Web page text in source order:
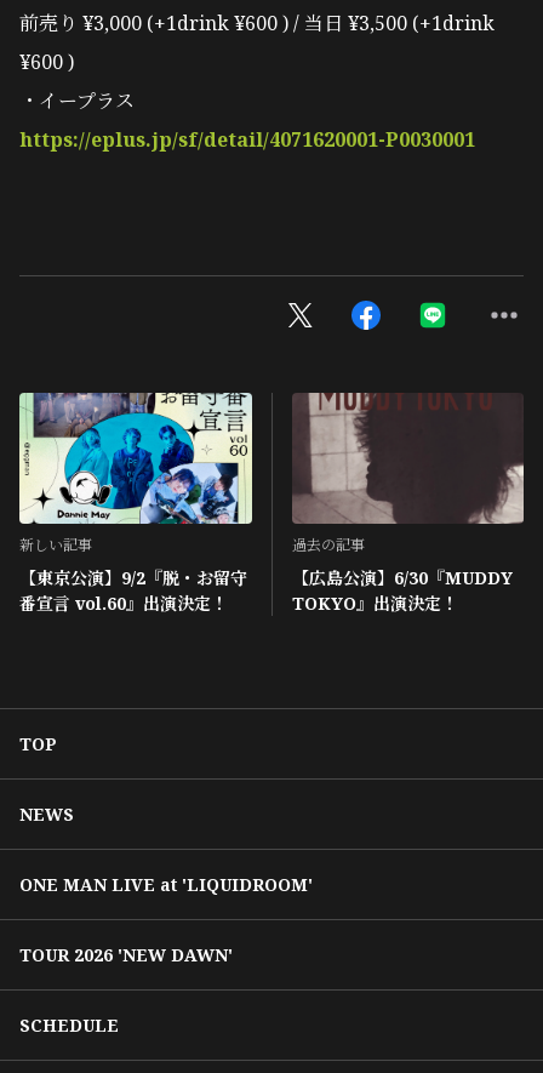
前売り ¥3,000 (+1drink ¥600 ) / 当日 ¥3,500 (+1drink
¥600 )
・イープラス
https://eplus.jp/sf/detail/4071620001-P0030001
新しい記事
【東京公演】9/2『脱・お留守
番宣言 vol.60』出演決定！
過去の記事
【広島公演】6/30『MUDDY
TOKYO』出演決定！
TOP
NEWS
ONE MAN LIVE at 'LIQUIDROOM'
TOUR 2026 'NEW DAWN'
SCHEDULE